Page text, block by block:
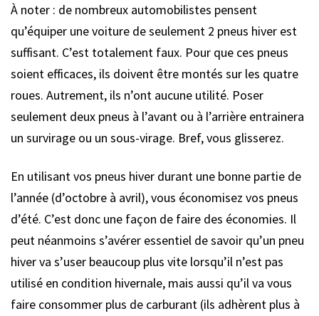
À noter : de nombreux automobilistes pensent
qu’équiper une voiture de seulement 2 pneus hiver est
suffisant. C’est totalement faux. Pour que ces pneus
soient efficaces, ils doivent être montés sur les quatre
roues. Autrement, ils n’ont aucune utilité. Poser
seulement deux pneus à l’avant ou à l’arrière entrainera
un survirage ou un sous-virage. Bref, vous glisserez.
En utilisant vos pneus hiver durant une bonne partie de
l’année (d’octobre à avril), vous économisez vos pneus
d’été. C’est donc une façon de faire des économies. Il
peut néanmoins s’avérer essentiel de savoir qu’un pneu
hiver va s’user beaucoup plus vite lorsqu’il n’est pas
utilisé en condition hivernale, mais aussi qu’il va vous
faire consommer plus de carburant (ils adhèrent plus à